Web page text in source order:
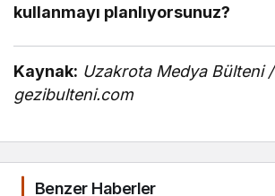
kullanmayı planlıyorsunuz?
Kaynak: Uzakrota Medya Bülteni /
gezibulteni.com
Benzer Haberler